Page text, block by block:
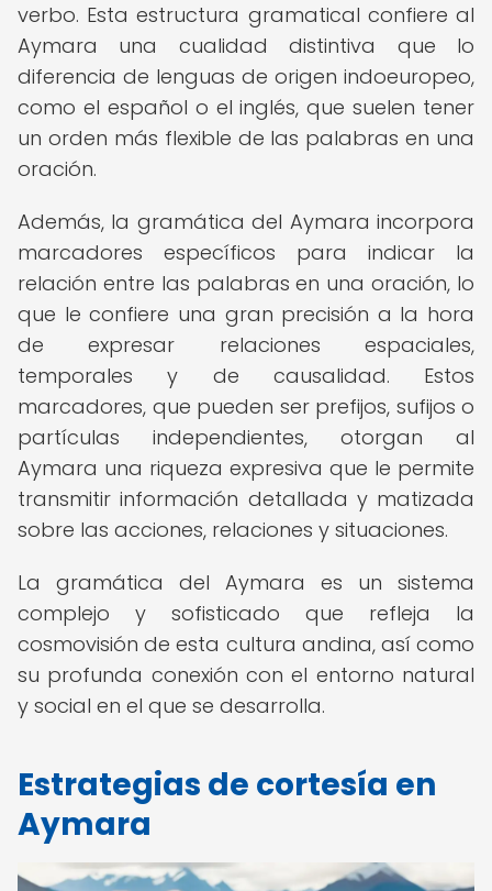
verbo. Esta estructura gramatical confiere al
Aymara una cualidad distintiva que lo
diferencia de lenguas de origen indoeuropeo,
como el español o el inglés, que suelen tener
un orden más flexible de las palabras en una
oración.
Además, la gramática del Aymara incorpora
marcadores específicos para indicar la
relación entre las palabras en una oración, lo
que le confiere una gran precisión a la hora
de expresar relaciones espaciales,
temporales y de causalidad. Estos
marcadores, que pueden ser prefijos, sufijos o
partículas independientes, otorgan al
Aymara una riqueza expresiva que le permite
transmitir información detallada y matizada
sobre las acciones, relaciones y situaciones.
La gramática del Aymara es un sistema
complejo y sofisticado que refleja la
cosmovisión de esta cultura andina, así como
su profunda conexión con el entorno natural
y social en el que se desarrolla.
Estrategias de cortesía en
Aymara